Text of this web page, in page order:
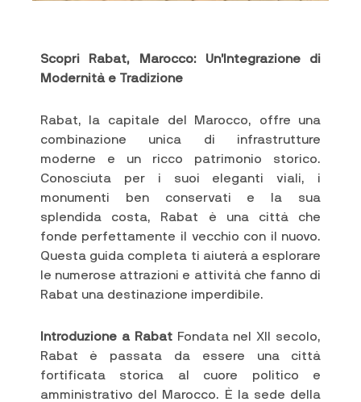
Scopri Rabat, Marocco: Un’Integrazione di
Modernità e Tradizione
Rabat, la capitale del Marocco, offre una
combinazione unica di infrastrutture
moderne e un ricco patrimonio storico.
Conosciuta per i suoi eleganti viali, i
monumenti ben conservati e la sua
splendida costa, Rabat è una città che
fonde perfettamente il vecchio con il nuovo.
Questa guida completa ti aiuterà a esplorare
le numerose attrazioni e attività che fanno di
Rabat una destinazione imperdibile.
Introduzione a RabatFondata nel XII secolo,
Rabat è passata da essere una città
fortificata storica al cuore politico e
amministrativo del Marocco. È la sede della